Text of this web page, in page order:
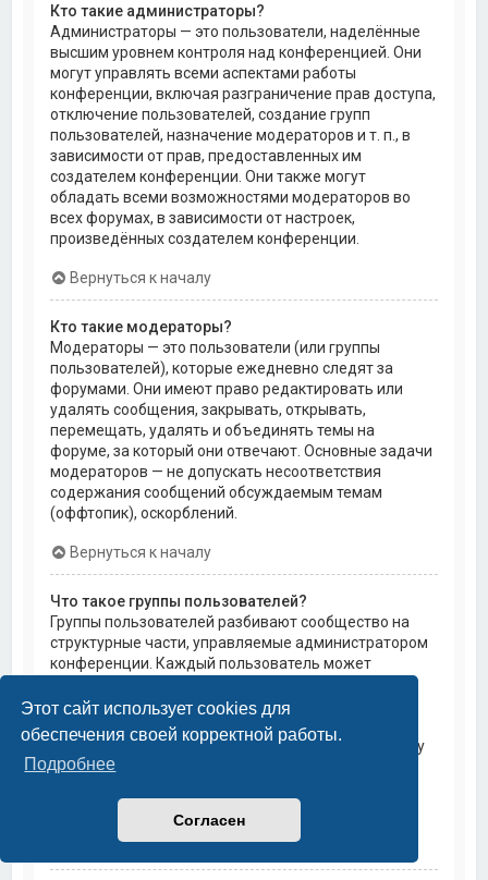
Этот сайт использует cookies для
обеспечения своей корректной работы.
Подробнее
Согласен
Кто такие администраторы?
Администраторы — это пользователи, наделённые
высшим уровнем контроля над конференцией. Они
могут управлять всеми аспектами работы
конференции, включая разграничение прав доступа,
отключение пользователей, создание групп
пользователей, назначение модераторов и т. п., в
зависимости от прав, предоставленных им
создателем конференции. Они также могут
обладать всеми возможностями модераторов во
всех форумах, в зависимости от настроек,
произведённых создателем конференции.
Вернуться к началу
Кто такие модераторы?
Модераторы — это пользователи (или группы
пользователей), которые ежедневно следят за
форумами. Они имеют право редактировать или
удалять сообщения, закрывать, открывать,
перемещать, удалять и объединять темы на
форуме, за который они отвечают. Основные задачи
модераторов — не допускать несоответствия
содержания сообщений обсуждаемым темам
(оффтопик), оскорблений.
Вернуться к началу
Что такое группы пользователей?
Группы пользователей разбивают сообщество на
структурные части, управляемые администратором
конференции. Каждый пользователь может
могут быть назначены индивидуальные права
доступа. Это облегчает администраторам
назначение прав доступа одновременно большому
количеству пользователей, например, изменение
пользователям доступа к приватным форумам.
Вернуться к началу